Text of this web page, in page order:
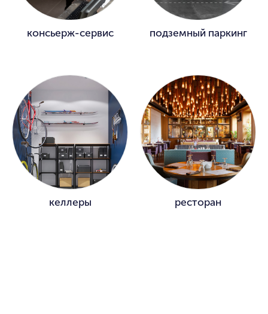
консьерж-сервис подземный паркинг
келлеры ресторан